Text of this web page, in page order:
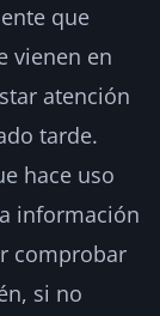
que
vienen en
atención
tarde.
hace uso
información
comprobar
si no